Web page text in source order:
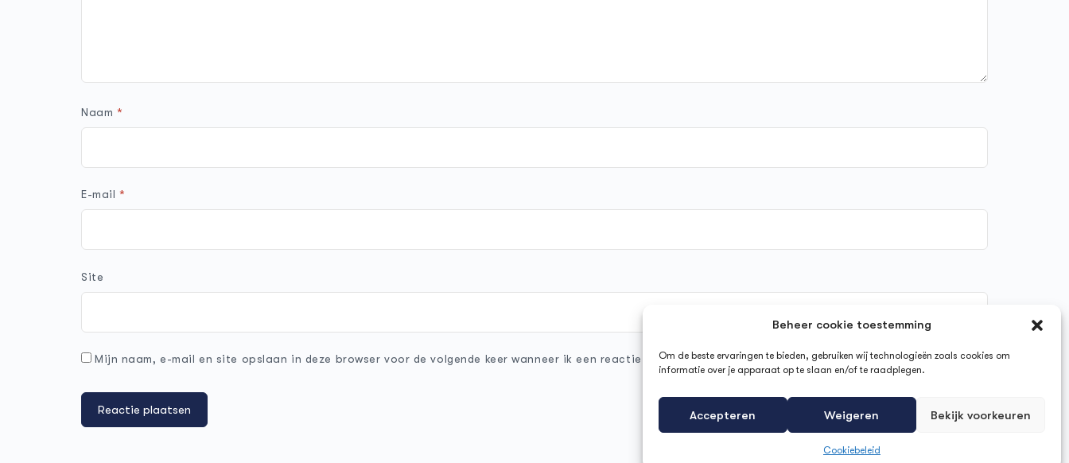
Beheer cookie toestemming
Om de beste ervaringen te bieden, gebruiken wij technologieën zoals cookies om
informatie over je apparaat op te slaan en/of te raadplegen.
Accepteren Weigeren Bekijk voorkeuren
Cookiebeleid
Naam *
E-mail *
Site
Mijn naam, e-mail en site opslaan in deze browser voor de volgende keer wanneer ik een reactie plaats.